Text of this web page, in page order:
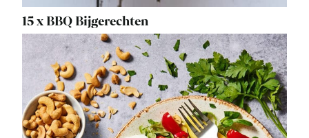
15 x BBQ Bijgerechten